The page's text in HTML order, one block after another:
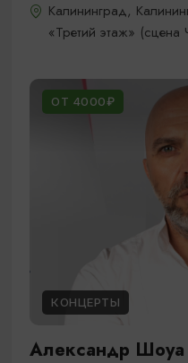
Калининград,
«Третий этаж»
ОТ 4000₽
КОНЦЕРТЫ
Александр Шоуа